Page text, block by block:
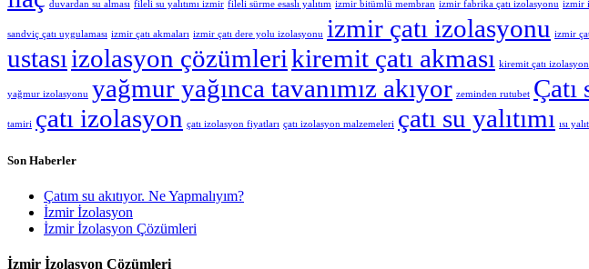
duvardan su alması fileli su yalıtımı izmir fileli sürme esaslı yalıtım izmir bitümlü membran izmir fabrika çatı izolasyonu izmir
sandviç çatı uygulaması izmir çatı akmaları izmir çatı dere yolu izolasyonu izmir çatı izolasyonu izmir
ustası izolasyon çözümlerikiremit çatı akması kiremit çatı
yağmur izolasyonu yağmur yağınca tavanımız akıyor zeminden rutubet Çatı
tamiri çatı izolasyon çatı izolasyon fiyatları çatı izolasyon malzemeleri çatı su yalıtımı ısı
Son Haberler
Çatım su akıtıyor. Ne Yapmalıyım?
İzmir İzolasyon
İzmir İzolasyon Çözümleri
İzmir İzolasyon Çözümleri